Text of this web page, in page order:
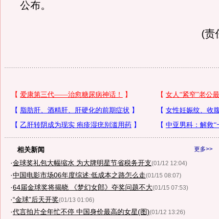
公布。
(责
更多>>
相关新闻
·金球奖礼包大幅缩水 为大牌明星节省税务开支(01/12 12:04)
·中国电影市场06年度综述:低成本之路怎么走(01/15 08:07)
·64届金球奖将揭晓 《梦幻女郎》夺奖问题不大(01/15 07:53)
·“金球”后天开奖(01/13 01:06)
·代言拍片全年忙不停 中国身价最高的女星(图)(01/12 13:26)